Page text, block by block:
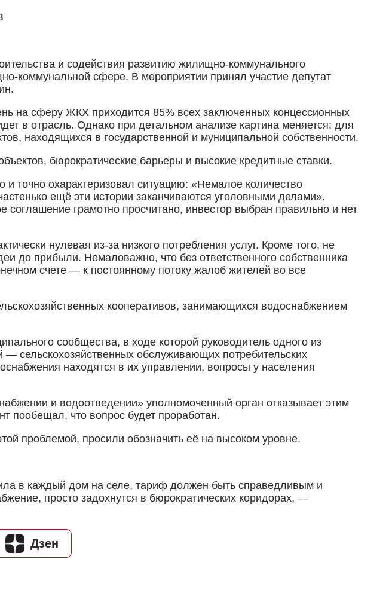
и содействия развитию жилищно-коммунального
коммунальной сфере. В мероприятии принял участие депутат
на сферу ЖКХ приходится 85% всех заключенных концессионных
в отрасль. Однако при детальном анализе картина меняется: для
находящихся в государственной и муниципальной собственности.
бюрократические барьеры и высокие кредитные ставки.
точно охарактеризовал ситуацию: «Немалое количество
ещё эти истории заканчиваются уголовными делами».
грамотно просчитано, инвестор выбран правильно и нет
нулевая из-за низкого потребления услуг. Кроме того, не
до прибыли. Немаловажно, что без ответственного собственника
счете — к постоянному потоку жалоб жителей во все
кооперативов, занимающихся водоснабжением
сообщества, в ходе которой руководитель одного из
— сельскохозяйственных обслуживающих потребительских
находятся в их управлении, вопросы у населения
и водоотведении» уполномоченный орган отказывает этим
пообещал, что вопрос будет проработан.
проблемой, просили обозначить её на высоком уровне.
в каждый дом на селе, тариф должен быть справедливым и
просто задохнутся в бюрократических коридорах, —
Дзен